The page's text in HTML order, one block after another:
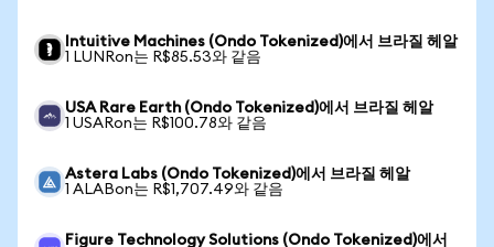
Intuitive Machines (Ondo Tokenized)에서 브라질 헤알
1 LUNRon는 R$85.53와 같음
USA Rare Earth (Ondo Tokenized)에서 브라질 헤알
1 USARon는 R$100.78와 같음
Astera Labs (Ondo Tokenized)에서 브라질 헤알
1 ALABon는 R$1,707.49와 같음
Figure Technology Solutions (Ondo Tokenized)에서